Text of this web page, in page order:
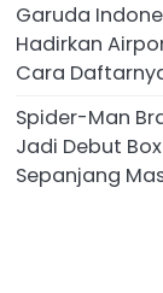
Garuda
Hadirkan
Cara
Spider-Man
Jadi Debut
Sepanjang